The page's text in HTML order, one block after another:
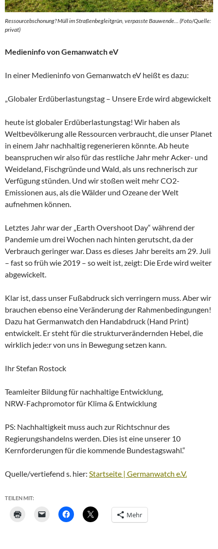
Ressourcebschonung? Müll im Straßenbegleitgrün, verpasste Bauwende… (Foto/Quelle:
privat)
Medieninfo von Gemanwatch eV
In einer Medieninfo von Gemanwatch eV heißt es dazu:
„Globaler Erdüberlastungstag – Unsere Erde wird abgewickelt
heute ist globaler Erdüberlastungstag! Wir haben als
Weltbevölkerung alle Ressourcen verbraucht, die unser Planet
in einem Jahr nachhaltig regenerieren könnte. Ab heute
beanspruchen wir also für das restliche Jahr mehr Acker- und
Weideland, Fischgründe und Wald, als uns rechnerisch zur
Verfügung stünden. Und wir stoßen weit mehr CO2-
Emissionen aus, als die Wälder und Ozeane der Welt
aufnehmen können.
Letztes Jahr war der „Earth Overshoot Day“ während der
Pandemie um drei Wochen nach hinten gerutscht, da der
Verbrauch geringer war. Dass es dieses Jahr bereits am 29. Juli
– fast so früh wie 2019 – so weit ist, zeigt: Die Erde wird weiter
abgewickelt.
Klar ist, dass unser Fußabdruck sich verringern muss. Aber wir
brauchen ebenso eine Veränderung der Rahmenbedingungen!
Dazu hat Germanwatch den Handabdruck (Hand Print)
entwickelt. Er steht für die strukturverändernden Hebel, die
wirklich jede:r von uns in Bewegung setzen kann.
Ihr Stefan Rostock
Teamleiter Bildung für nachhaltige Entwicklung,
NRW-Fachpromotor für Klima & Entwicklung
PS: Nachhaltigkeit muss auch zur Richtschnur des
Regierungshandelns werden. Dies ist eine unserer 10
Kernforderungen für die kommende Bundestagswahl.“
Quelle/vertiefend s. hier: Startseite | Germanwatch e.V.
TEILEN MIT:
Mehr